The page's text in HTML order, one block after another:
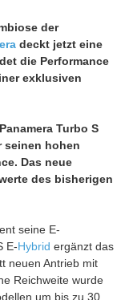
der
deckt jetzt eine
die Performance
exklusiven
Turbo S
seinen hohen
Das neue
des bisherigen
seine E-
E-Hybrid ergänzt das
neuen Antrieb mit
Reichweite wurde
um bis zu 30